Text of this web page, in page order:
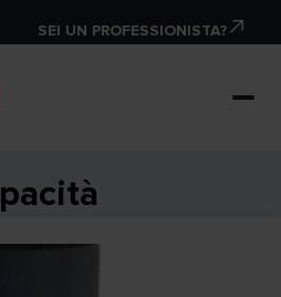
SEI UN PROFESSIONISTA?